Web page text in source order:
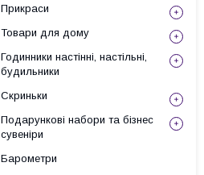
Прикраси
Товари для дому
Годинники настінні, настільні,
будильники
Скриньки
Подарункові набори та бізнес
сувеніри
Барометри